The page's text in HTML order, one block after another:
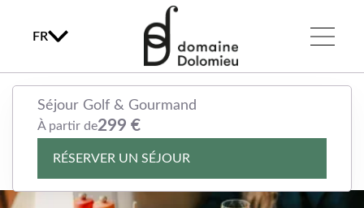
FR
Séjour Golf & Gourmand
À partir de299 €
RÉSERVER UN SÉJOUR
Séjour Golf & Gourmand
À partir de299 €
RÉSERVER UN SÉJOUR